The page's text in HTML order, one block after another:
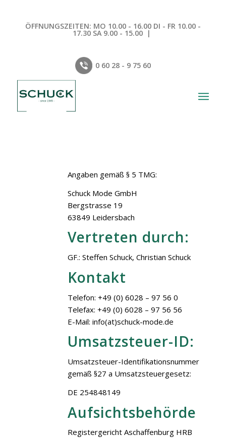
ÖFFNUNGSZEITEN: MO 10.00 - 16.00 DI - FR 10.00 -
17.30 SA 9.00 - 15.00 |
0 60 28 - 9 75 60
Angaben gemäß § 5 TMG:
Schuck Mode GmbH
Bergstrasse 19
63849 Leidersbach
Vertreten durch:
GF.: Steffen Schuck, Christian Schuck
Kontakt
Telefon: +49 (0) 6028 – 97 56 0
Telefax: +49 (0) 6028 – 97 56 56
E-Mail: info(at)schuck-mode.de
Umsatzsteuer-ID:
Umsatzsteuer-Identifikationsnummer
gemäß §27 a Umsatzsteuergesetz:
DE 254848149
Aufsichtsbehörde
Registergericht Aschaffenburg HRB